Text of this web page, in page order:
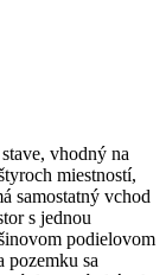
vhodný na
miestností,
samostatný vchod
s jednou
podielovom
pozemku sa